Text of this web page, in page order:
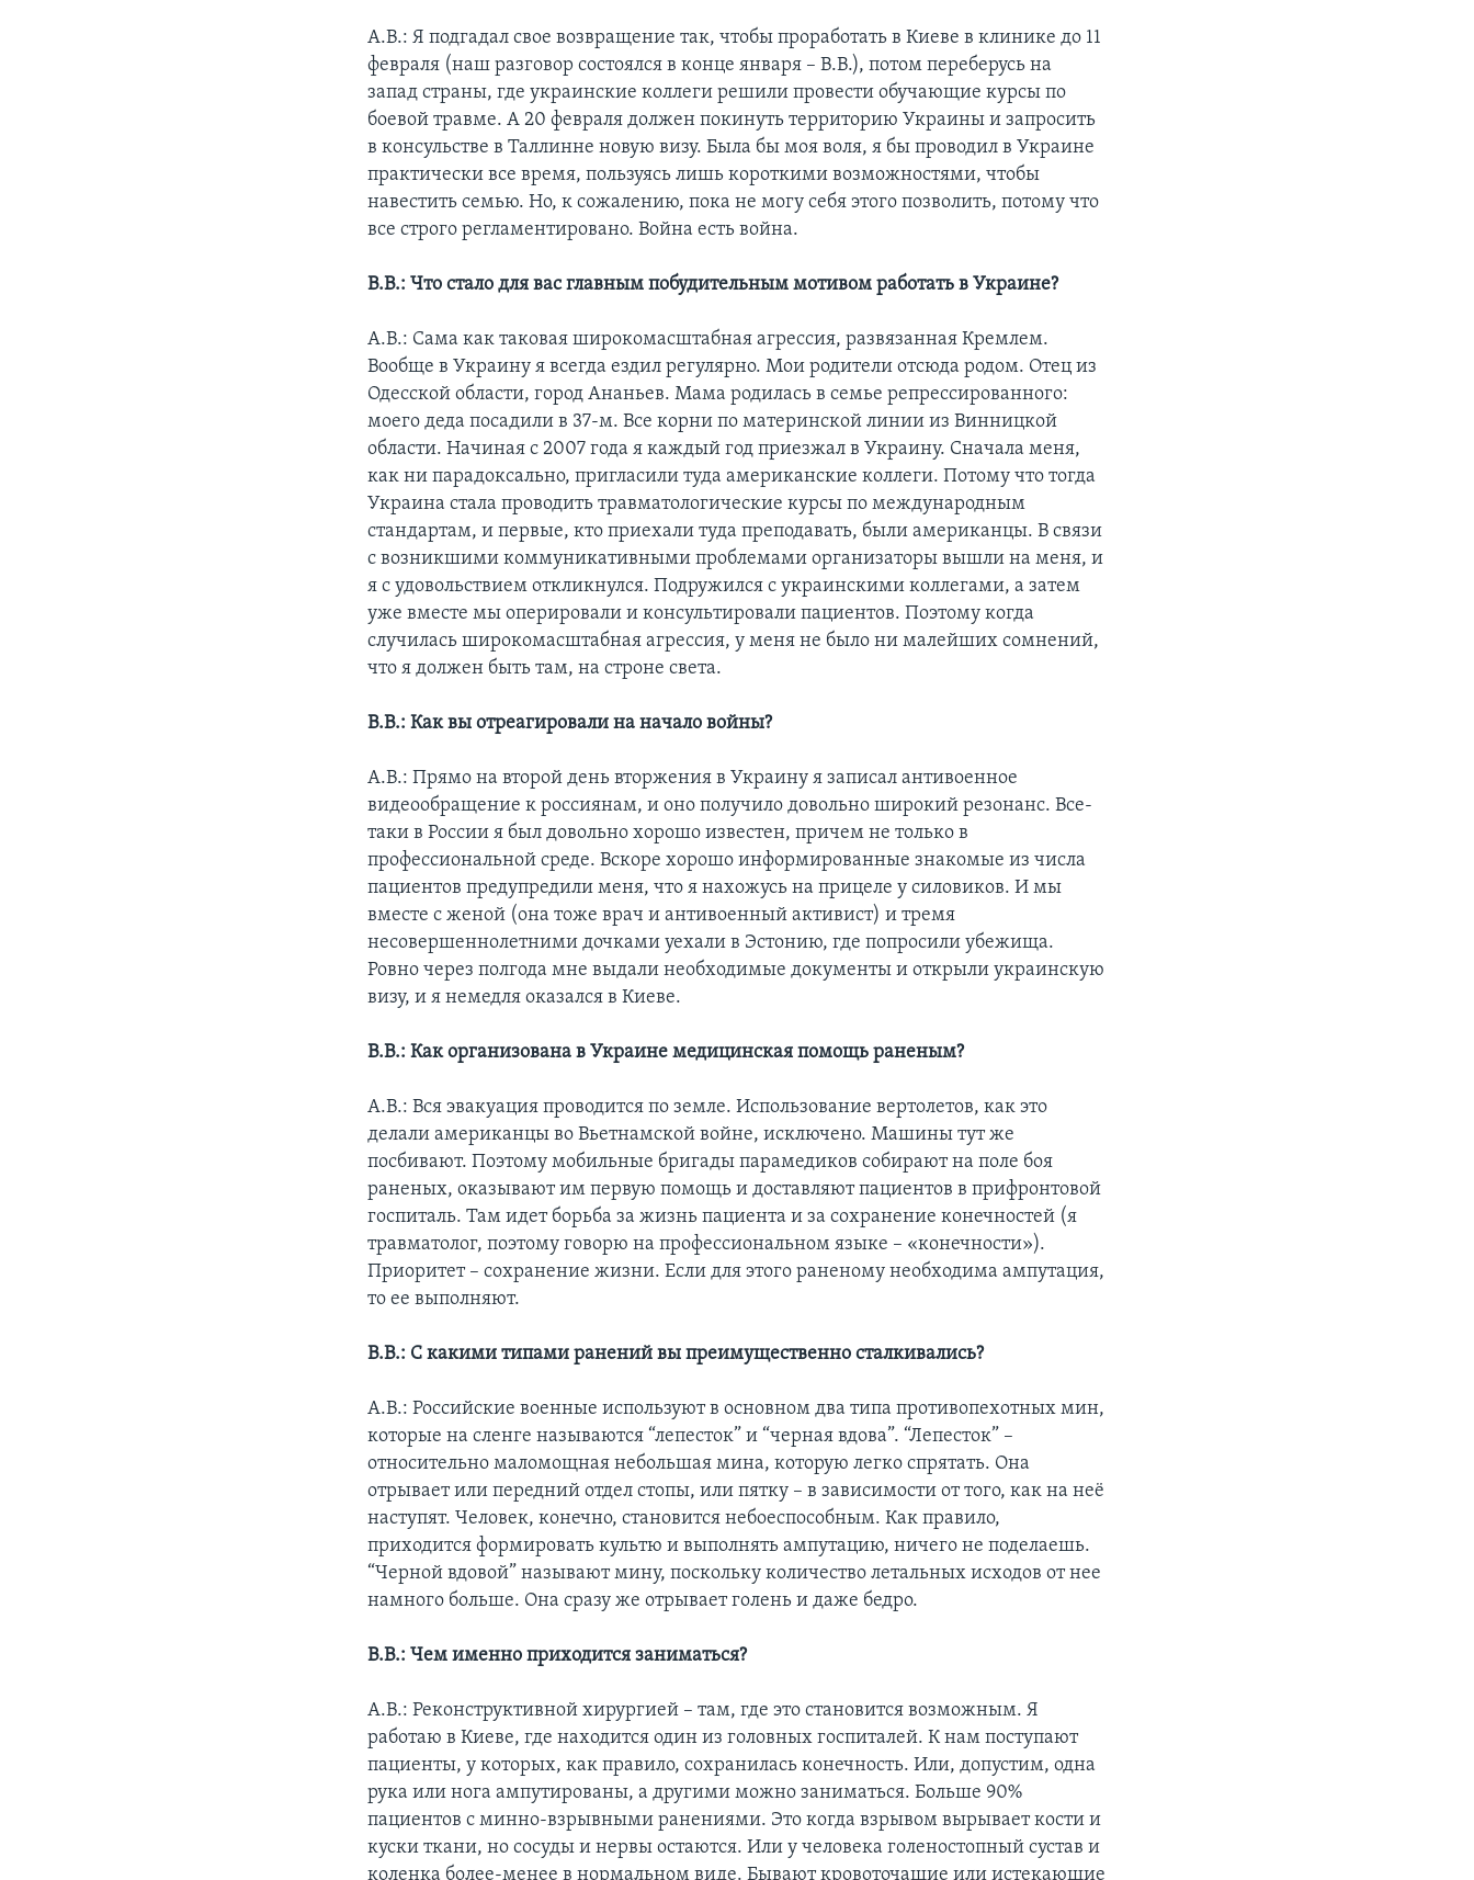
А.В.: Я подгадал свое возвращение так, чтобы проработать в Киеве в клинике до 11
февраля (наш разговор состоялся в конце января – В.В.), потом переберусь на
запад страны, где украинские коллеги решили провести обучающие курсы по
боевой травме. А 20 февраля должен покинуть территорию Украины и запросить
в консульстве в Таллинне новую визу. Была бы моя воля, я бы проводил в Украине
практически все время, пользуясь лишь короткими возможностями, чтобы
навестить семью. Но, к сожалению, пока не могу себя этого позволить, потому что
все строго регламентировано. Война есть война.
В.В.: Что стало для вас главным побудительным мотивом работать в Украине?
А.В.: Сама как таковая широкомасштабная агрессия, развязанная Кремлем.
Вообще в Украину я всегда ездил регулярно. Мои родители отсюда родом. Отец из
Одесской области, город Ананьев. Мама родилась в семье репрессированного:
моего деда посадили в 37-м. Все корни по материнской линии из Винницкой
области. Начиная с 2007 года я каждый год приезжал в Украину. Сначала меня,
как ни парадоксально, пригласили туда американские коллеги. Потому что тогда
Украина стала проводить травматологические курсы по международным
стандартам, и первые, кто приехали туда преподавать, были американцы. В связи
с возникшими коммуникативными проблемами организаторы вышли на меня, и
я с удовольствием откликнулся. Подружился с украинскими коллегами, а затем
уже вместе мы оперировали и консультировали пациентов. Поэтому когда
случилась широкомасштабная агрессия, у меня не было ни малейших сомнений,
что я должен быть там, на строне света.
В.В.: Как вы отреагировали на начало войны?
А.В.: Прямо на второй день вторжения в Украину я записал антивоенное
видеообращение к россиянам, и оно получило довольно широкий резонанс. Все-
таки в России я был довольно хорошо известен, причем не только в
профессиональной среде. Вскоре хорошо информированные знакомые из числа
пациентов предупредили меня, что я нахожусь на прицеле у силовиков. И мы
вместе с женой (она тоже врач и антивоенный активист) и тремя
несовершеннолетними дочками уехали в Эстонию, где попросили убежища.
Ровно через полгода мне выдали необходимые документы и открыли украинскую
визу, и я немедля оказался в Киеве.
В.В.: Как организована в Украине медицинская помощь раненым?
А.В.: Вся эвакуация проводится по земле. Использование вертолетов, как это
делали американцы во Вьетнамской войне, исключено. Машины тут же
посбивают. Поэтому мобильные бригады парамедиков собирают на поле боя
раненых, оказывают им первую помощь и доставляют пациентов в прифронтовой
госпиталь. Там идет борьба за жизнь пациента и за сохранение конечностей (я
травматолог, поэтому говорю на профессиональном языке – «конечности»).
Приоритет – сохранение жизни. Если для этого раненому необходима ампутация,
то ее выполняют.
В.В.: С какими типами ранений вы преимущественно сталкивались?
А.В.: Российские военные используют в основном два типа противопехотных мин,
которые на сленге называются “лепесток” и “черная вдова”. “Лепесток” –
относительно маломощная небольшая мина, которую легко спрятать. Она
отрывает или передний отдел стопы, или пятку – в зависимости от того, как на неё
наступят. Человек, конечно, становится небоеспособным. Как правило,
приходится формировать культю и выполнять ампутацию, ничего не поделаешь.
“Черной вдовой” называют мину, поскольку количество летальных исходов от нее
намного больше. Она сразу же отрывает голень и даже бедро.
В.В.: Чем именно приходится заниматься?
А.В.: Реконструктивной хирургией – там, где это становится возможным. Я
работаю в Киеве, где находится один из головных госпиталей. К нам поступают
пациенты, у которых, как правило, сохранилась конечность. Или, допустим, одна
рука или нога ампутированы, а другими можно заниматься. Больше 90%
пациентов с минно-взрывными ранениями. Это когда взрывом вырывает кости и
куски ткани, но сосуды и нервы остаются. Или у человека голеностопный сустав и
коленка более-менее в нормальном виде. Бывают кровоточащие или истекающие